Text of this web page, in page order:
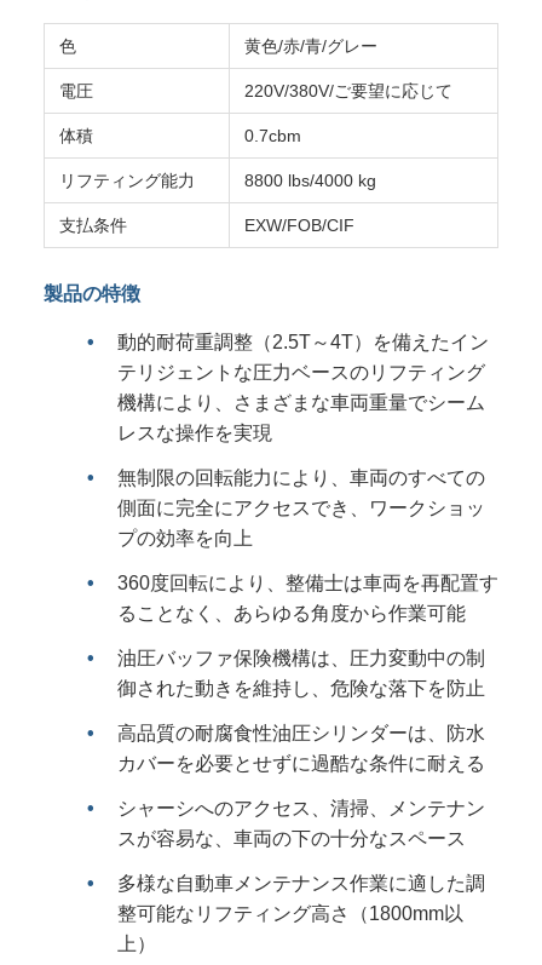
色 黄色/赤/青/グレー
電圧 220V/380V/ご要望に応じて
体積 0.7cbm
リフティング能力 8800 lbs/4000 kg
支払条件 EXW/FOB/CIF
製品の特徴
動的耐荷重調整（2.5T～4T）を備えたイン
テリジェントな圧力ベースのリフティング
機構により、さまざまな車両重量でシーム
レスな操作を実現
無制限の回転能力により、車両のすべての
側面に完全にアクセスでき、ワークショッ
プの効率を向上
360度回転により、整備士は車両を再配置す
ることなく、あらゆる角度から作業可能
油圧バッファ保険機構は、圧力変動中の制
御された動きを維持し、危険な落下を防止
高品質の耐腐食性油圧シリンダーは、防水
カバーを必要とせずに過酷な条件に耐える
シャーシへのアクセス、清掃、メンテナン
スが容易な、車両の下の十分なスペース
多様な自動車メンテナンス作業に適した調
整可能なリフティング高さ（1800mm以
上）